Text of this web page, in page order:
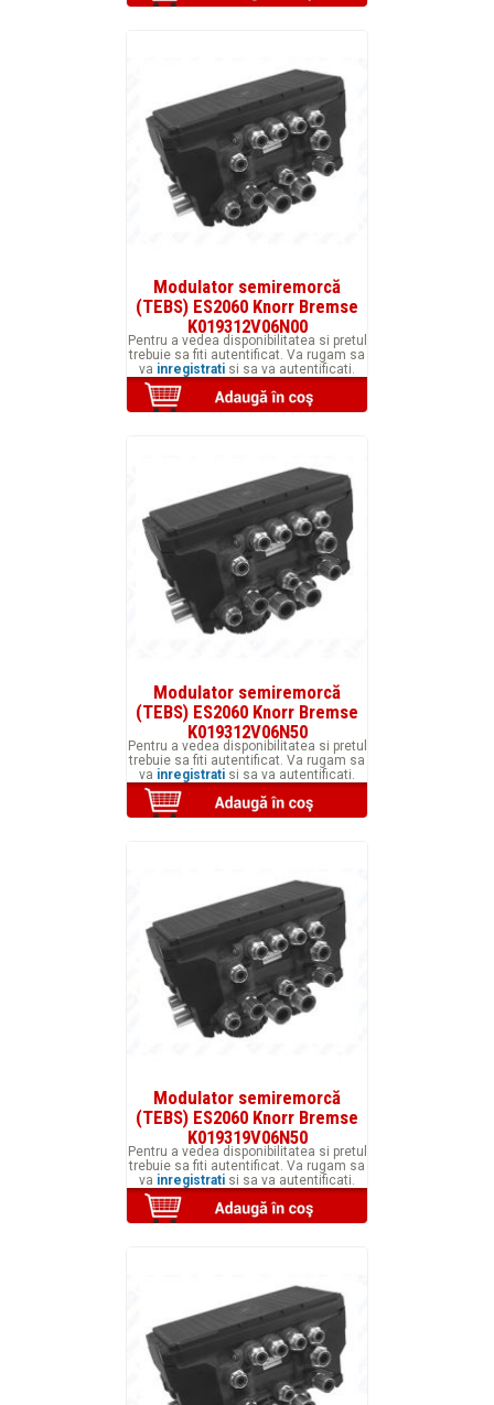
Modulator semiremorcă
(TEBS) ES2060 Knorr Bremse
K019312V06N00
Pentru a vedea disponibilitatea si pretul
trebuie sa fiti autentificat. Va rugam sa
va inregistrati si sa va autentificati.
Modulator semiremorcă
(TEBS) ES2060 Knorr Bremse
K019312V06N50
Pentru a vedea disponibilitatea si pretul
trebuie sa fiti autentificat. Va rugam sa
va inregistrati si sa va autentificati.
Modulator semiremorcă
(TEBS) ES2060 Knorr Bremse
K019319V06N50
Pentru a vedea disponibilitatea si pretul
trebuie sa fiti autentificat. Va rugam sa
va inregistrati si sa va autentificati.